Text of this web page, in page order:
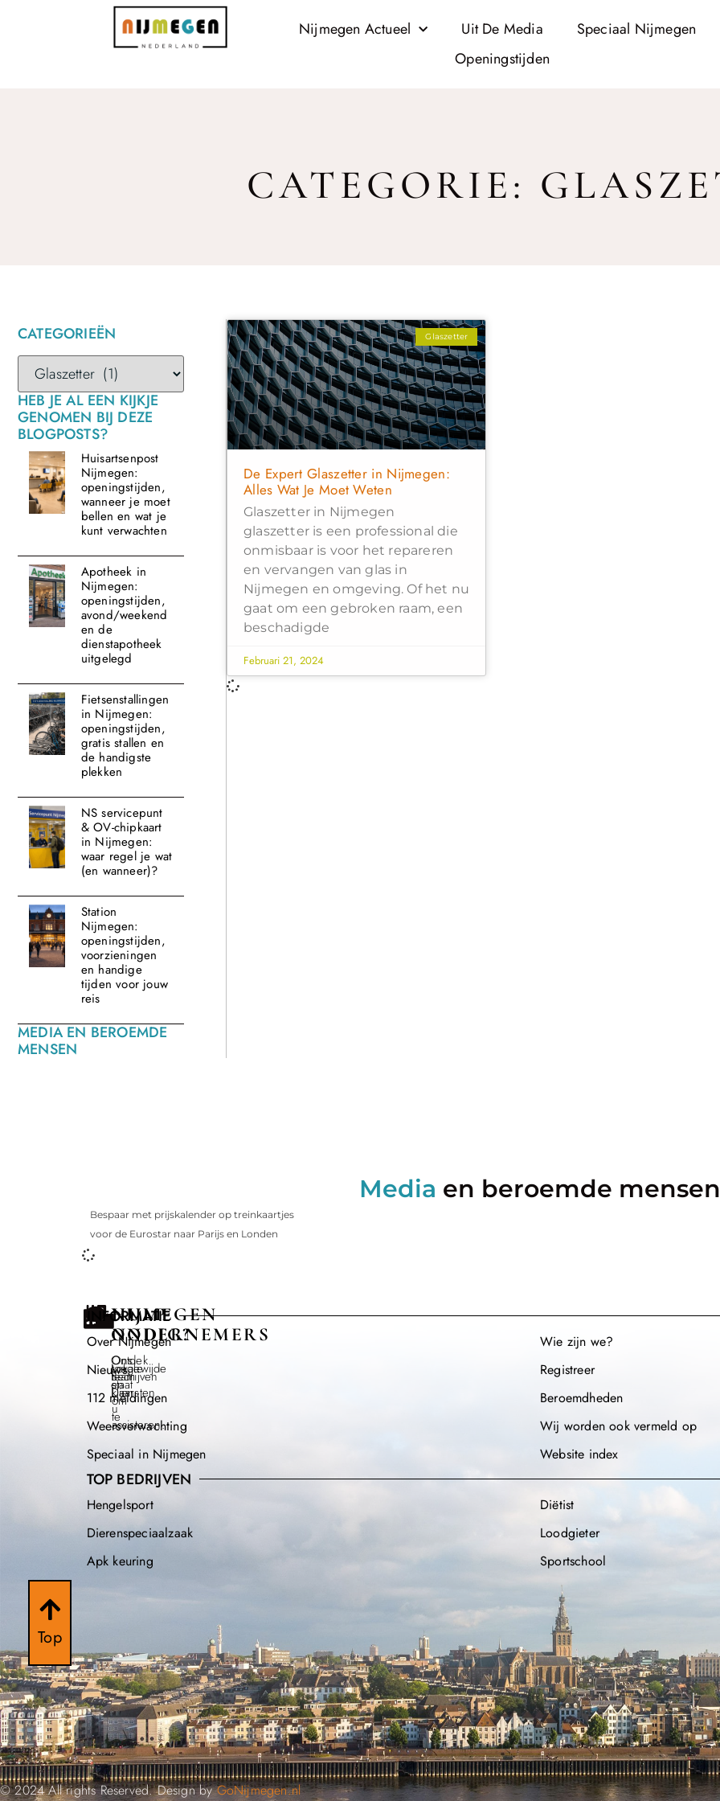
Top
Nijmegen Actueel Uit De Media
Speciaal Nijmegen
Openingstijden
CATEGORIE:
CATEGORIEËN
HEB JE AL EEN KIJKJE
GENOMEN BIJ DEZE
BLOGPOSTS?
Huisartsenpost
Nijmegen:
openingstijden,
wanneer je moet
bellen en wat je
kunt verwachten
Apotheek in
Nijmegen:
openingstijden,
avond/weekend
en de
dienstapotheek
uitgelegd
Fietsenstallingen
in Nijmegen:
openingstijden,
gratis stallen en
de handigste
plekken
NS servicepunt
& OV-chipkaart
in Nijmegen:
waar regel je wat
(en wanneer)?
Station
Nijmegen:
openingstijden,
voorzieningen
en handige
tijden voor jouw
reis
MEDIA EN BEROEMDE
MENSEN
Glaszetter
De Expert Glaszetter in Nijmegen:
Alles Wat Je Moet Weten
Glaszetter in Nijmegen
glaszetter is een professional die
onmisbaar is voor het repareren
en vervangen van glas in
Nijmegen en omgeving. Of het nu
gaat om een gebroken raam, een
beschadigde
Februari 21, 2024
Media en beroemde mensen
Bespaar met prijskalender op treinkaartjes
voor de Eurostar naar Parijs en Londen
HULP
NODIG?
Ons
toegewijde
team
staat
klaar
om
u
te
assisteren.
NIJMEGEN
ONDERNEMERS
Ontdek
Lokale
Bedrijven
en
Diensten
INFORMATIE
Over Nijmegen
Nieuws
112 meldingen
Weersverwachting
Speciaal in Nijmegen
Wie zijn we?
Registreer
Beroemdheden​
Wij worden ook vermeld op
Website index
TOP BEDRIJVEN
Hengelsport
Dierenspeciaalzaak
Apk keuring
Diëtist
Loodgieter
Sportschool
© 2024 All rights Reserved. Design byGoNijmegen.nl